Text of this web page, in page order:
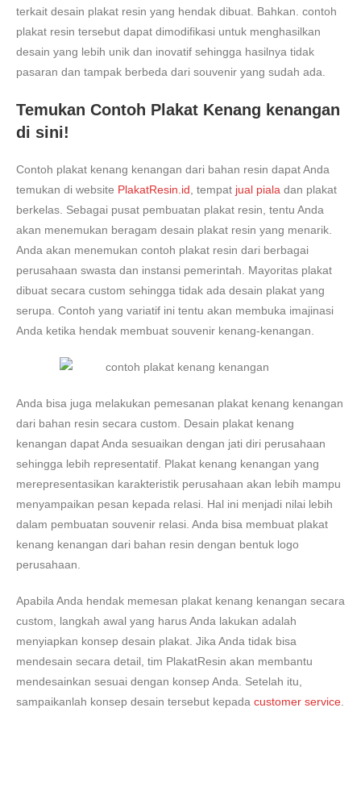
terkait desain plakat resin yang hendak dibuat. Bahkan. contoh
plakat resin tersebut dapat dimodifikasi untuk menghasilkan
desain yang lebih unik dan inovatif sehingga hasilnya tidak
pasaran dan tampak berbeda dari souvenir yang sudah ada.
Temukan Contoh Plakat Kenang kenangan
di sini!
Contoh plakat kenang kenangan dari bahan resin dapat Anda
temukan di website PlakatResin.id , tempat jual piala dan plakat
berkelas. Sebagai pusat pembuatan plakat resin, tentu Anda
akan menemukan beragam desain plakat resin yang menarik.
Anda akan menemukan contoh plakat resin dari berbagai
perusahaan swasta dan instansi pemerintah. Mayoritas plakat
dibuat secara custom sehingga tidak ada desain plakat yang
serupa. Contoh yang variatif ini tentu akan membuka imajinasi
Anda ketika hendak membuat souvenir kenang-kenangan.
Anda bisa juga melakukan pemesanan plakat kenang kenangan
dari bahan resin secara custom. Desain plakat kenang
kenangan dapat Anda sesuaikan dengan jati diri perusahaan
sehingga lebih representatif. Plakat kenang kenangan yang
merepresentasikan karakteristik perusahaan akan lebih mampu
menyampaikan pesan kepada relasi. Hal ini menjadi nilai lebih
dalam pembuatan souvenir relasi. Anda bisa membuat plakat
kenang kenangan dari bahan resin dengan bentuk logo
perusahaan.
Apabila Anda hendak memesan plakat kenang kenangan secara
custom, langkah awal yang harus Anda lakukan adalah
menyiapkan konsep desain plakat. Jika Anda tidak bisa
mendesain secara detail, tim PlakatResin akan membantu
mendesainkan sesuai dengan konsep Anda. Setelah itu,
sampaikanlah konsep desain tersebut kepada customer service